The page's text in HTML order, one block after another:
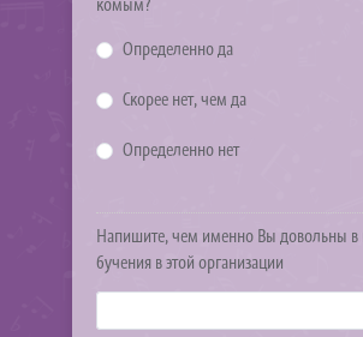
Определенно да
Скорее нет, чем да
Определенно нет
Напишите, чем именно Вы довольны в
бучения в этой организации